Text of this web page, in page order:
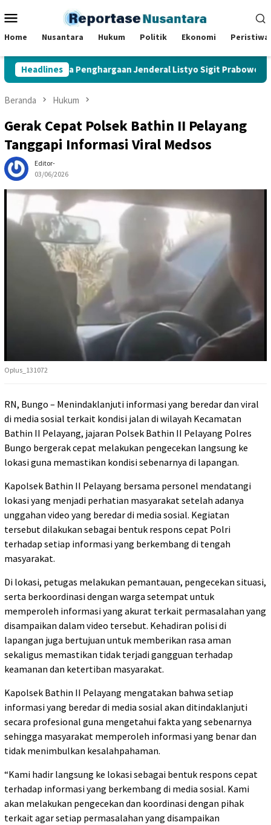
ke
Mobile
Home Nusantara Hukum Politik Ekonomi Peristiwa
Headlines
Terima Penghargaan Jenderal Listyo Sigit Prabowo
Beranda Hukum
Gerak Cepat Polsek Bathin II Pelayang
Tanggapi Informasi Viral Medsos
Editor-
03/06/2026
Oplus_131072
RN, Bungo – Menindaklanjuti informasi yang beredar dan viral
di media sosial terkait kondisi jalan di wilayah Kecamatan
Bathin II Pelayang, jajaran Polsek Bathin II Pelayang Polres
Bungo bergerak cepat melakukan pengecekan langsung ke
lokasi guna memastikan kondisi sebenarnya di lapangan.
Kapolsek Bathin II Pelayang bersama personel mendatangi
lokasi yang menjadi perhatian masyarakat setelah adanya
unggahan video yang beredar di media sosial. Kegiatan
tersebut dilakukan sebagai bentuk respons cepat Polri
terhadap setiap informasi yang berkembang di tengah
masyarakat.
Di lokasi, petugas melakukan pemantauan, pengecekan situasi,
serta berkoordinasi dengan warga setempat untuk
memperoleh informasi yang akurat terkait permasalahan yang
disampaikan dalam video tersebut. Kehadiran polisi di
lapangan juga bertujuan untuk memberikan rasa aman
sekaligus memastikan tidak terjadi gangguan terhadap
keamanan dan ketertiban masyarakat.
Kapolsek Bathin II Pelayang mengatakan bahwa setiap
informasi yang beredar di media sosial akan ditindaklanjuti
secara profesional guna mengetahui fakta yang sebenarnya
sehingga masyarakat memperoleh informasi yang benar dan
tidak menimbulkan kesalahpahaman.
“Kami hadir langsung ke lokasi sebagai bentuk respons cepat
terhadap informasi yang berkembang di media sosial. Kami
akan melakukan pengecekan dan koordinasi dengan pihak
terkait agar setiap permasalahan yang disampaikan